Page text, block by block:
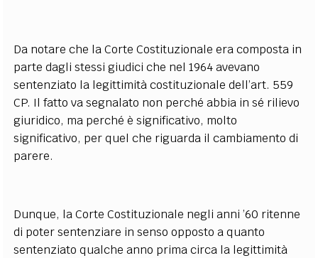
Da notare che la Corte Costituzionale era composta in
parte dagli stessi giudici che nel 1964 avevano
sentenziato la legittimità costituzionale dell’art. 559
CP. Il fatto va segnalato non perché abbia in sé rilievo
giuridico, ma perché è significativo, molto
significativo, per quel che riguarda il cambiamento di
parere.
Dunque, la Corte Costituzionale negli anni ’60 ritenne
di poter sentenziare in senso opposto a quanto
sentenziato qualche anno prima circa la legittimità